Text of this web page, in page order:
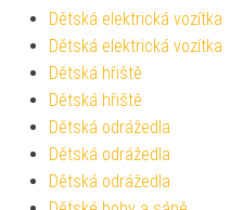
Dětská elektrická vozítka
Dětská elektrická vozítka
Dětská hřiště
Dětská hřiště
Dětská odrážedla
Dětská odrážedla
Dětská odrážedla